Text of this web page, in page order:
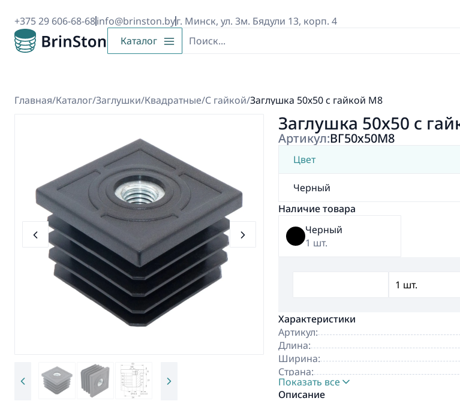
+375 29 606-68-68info@brinston.byг. Минск, ул. 3м. Бядули 13, корп. 4
Каталог
Главная/Каталог/Заглушки/Квадратные/С гайкой/Заглушка 50х50 с гайкой М8
Заглушка 50х50 с
Артикул:ВГ50х50М8
Цвет
Черный
Наличие товара
Черный
1 шт.
Характеристики
Артикул:
Длина:
Ширина:
Страна:
Производитель:
Показать все
Описание